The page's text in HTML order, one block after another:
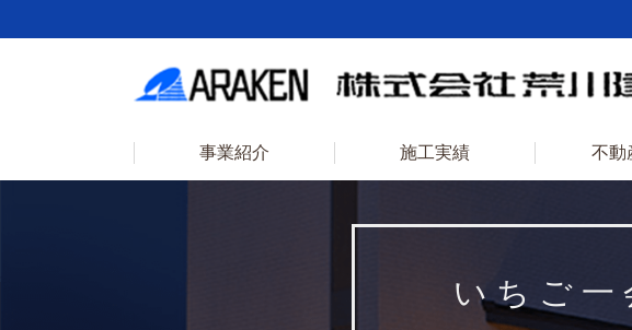
事業紹介 施工実績 不動
いちご